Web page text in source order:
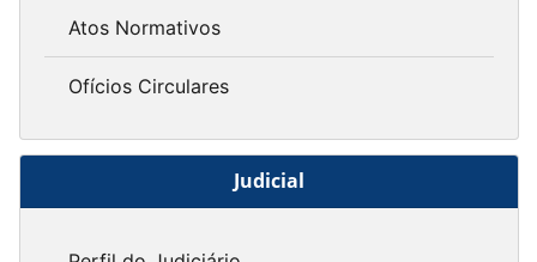
Atos Normativos
Ofícios Circulares
Judicial